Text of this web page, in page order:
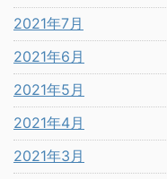
2021年7月
2021年6月
2021年5月
2021年4月
2021年3月